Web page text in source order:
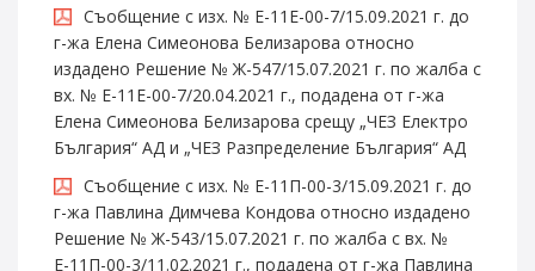
Съобщение с изх. № Е-11Е-00-7/15.09.2021 г. до
г-жа Елена Симеонова Белизарова относно
издадено Решение № Ж-547/15.07.2021 г. по жалба с
вх. № Е-11Е-00-7/20.04.2021 г., подадена от г-жа
Елена Симеонова Белизарова срещу „ЧЕЗ Електро
България“ АД и „ЧЕЗ Разпределение България“ АД
Съобщение с изх. № Е-11П-00-3/15.09.2021 г. до
г-жа Павлина Димчева Кондова относно издадено
Решение № Ж-543/15.07.2021 г. по жалба с вх. №
Е-11П-00-3/11.02.2021 г., подадена от г-жа Павлина